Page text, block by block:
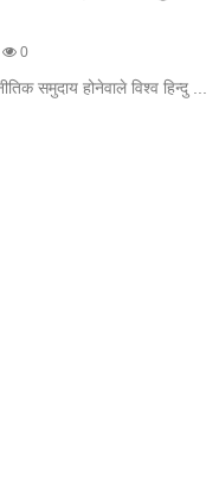
0
समुदाय होनेवाले विश्व हिन्दु ...